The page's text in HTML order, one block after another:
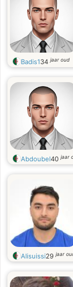
Badis134jaar oud
Abdoubel40jaar
Alisuissi29jaar